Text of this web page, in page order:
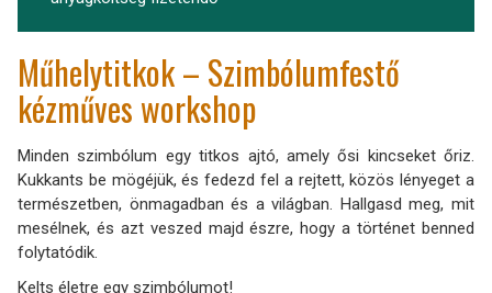
Műhelytitkok – Szimbólumfestő
kézműves workshop
Minden szimbólum egy titkos ajtó, amely ősi kincseket őriz.
Kukkants be mögéjük, és fedezd fel a rejtett, közös lényeget a
természetben, önmagadban és a világban. Hallgasd meg, mit
mesélnek, és azt veszed majd észre, hogy a történet benned
folytatódik.
Kelts életre egy szimbólumot!